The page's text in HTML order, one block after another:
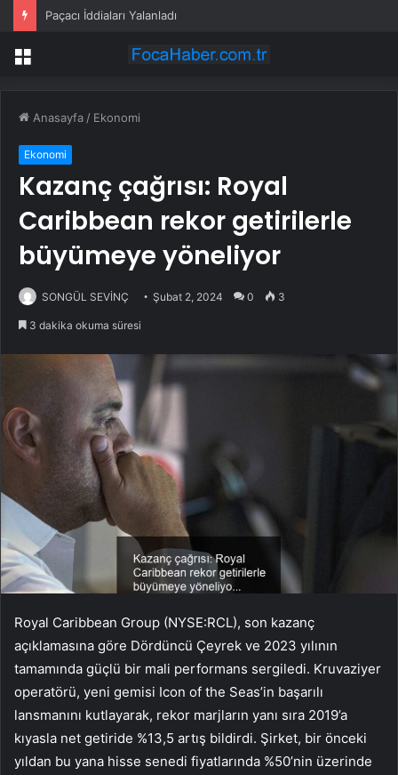
Paçacı İddiaları Yalanladı
Menü
Anasayfa / Ekonomi
Ekonomi
Kazanç çağrısı: Royal
Caribbean rekor getirilerle
büyümeye yöneliyor
SONGÜL SEVİNÇ Şubat 2, 2024 0 3
3 dakika okuma süresi
Royal Caribbean Group (NYSE:RCL), son kazanç
açıklamasına göre Dördüncü Çeyrek ve 2023 yılının
tamamında güçlü bir mali performans sergiledi. Kruvaziyer
operatörü, yeni gemisi Icon of the Seas’in başarılı
lansmanını kutlayarak, rekor marjların yanı sıra 2019’a
kıyasla net getiride %13,5 artış bildirdi. Şirket, bir önceki
yıldan bu yana hisse senedi fiyatlarında %50’nin üzerinde